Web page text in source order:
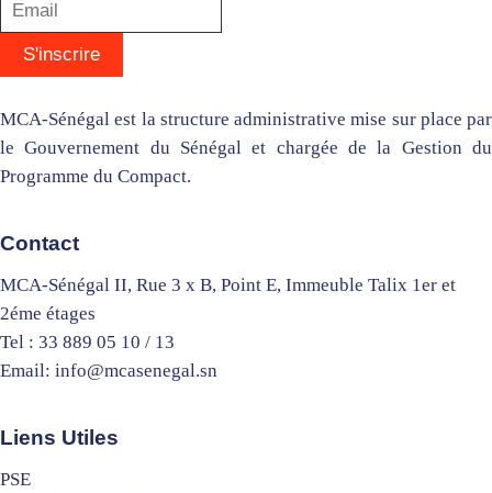
MCA-Sénégal est la structure administrative mise sur place par
le Gouvernement du Sénégal et chargée de la Gestion du
Programme du Compact.
Contact
MCA-Sénégal II, Rue 3 x B, Point E, Immeuble Talix 1er et
2éme étages
Tel : 33 889 05 10 / 13
Email: info@mcasenegal.sn
Liens Utiles
PSE